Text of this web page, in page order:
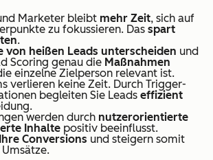
Marketer bleibt mehr Zeit, sich auf
zu fokussieren. Das spart
.
von heißen Leads unterscheiden und
Scoring genau die Maßnahmen
einzelne Zielperson relevant ist.
verlieren keine Zeit. Durch Trigger-
begleiten Sie Leads effizient
werden durch nutzerorientierte
Inhalte positiv beeinflusst.
Conversions und steigern somit